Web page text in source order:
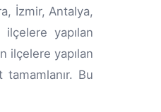
İzmir, Antalya,
yapılan
ilçelere yapılan
Bu